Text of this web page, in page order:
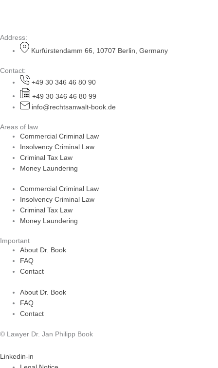
Address:
Kurfürstendamm 66, 10707 Berlin, Germany
Contact:
+49 30 346 46 80 90
+49 30 346 46 80 99
info@rechtsanwalt-book.de
Areas of law
Commercial Criminal Law
Insolvency Criminal Law
Criminal Tax Law
Money Laundering
Commercial Criminal Law
Insolvency Criminal Law
Criminal Tax Law
Money Laundering
Important
About Dr. Book
FAQ
Contact
About Dr. Book
FAQ
Contact
© Lawyer Dr. Jan Philipp Book
Linkedin-in